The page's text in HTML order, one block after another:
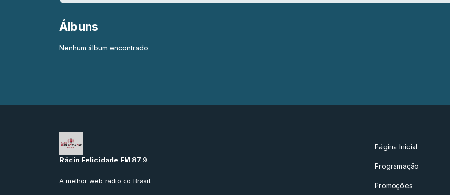
Álbuns
Nenhum álbum encontrado
Rádio Felicidade FM 87.9
A melhor web rádio do Brasil.
Página Inicial
Programação
Promoções